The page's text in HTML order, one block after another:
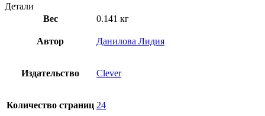
Детали
Вес
0.141 кг
Автор Данилова Лидия
Издательство Clever
Количество страниц 24